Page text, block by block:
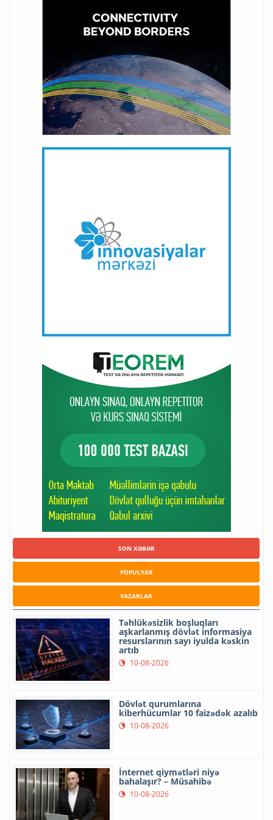
SON XƏBƏR
POPULYAR
YAZARLAR
Təhlükəsizlik boşluqları
aşkarlanmış dövlət informasiya
resurslarının sayı iyulda kəskin
artıb
10-08-2026
Dövlət qurumlarına
kiberhücumlar 10 faizədək azalıb
10-08-2026
İnternet qiymətləri niyə
bahalaşır? – Müsahibə
10-08-2026